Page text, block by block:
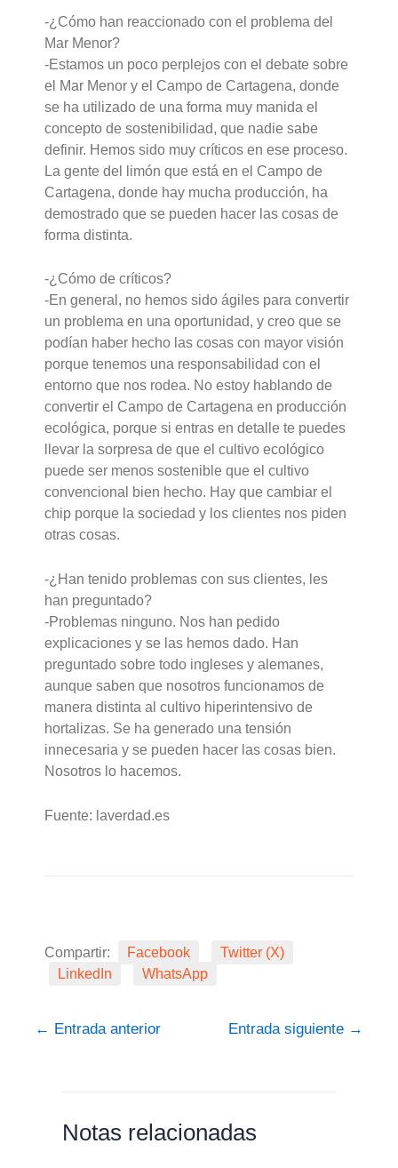
-¿Cómo han reaccionado con el problema del
Mar Menor?
-Estamos un poco perplejos con el debate sobre
el Mar Menor y el Campo de Cartagena, donde
se ha utilizado de una forma muy manida el
concepto de sostenibilidad, que nadie sabe
definir. Hemos sido muy críticos en ese proceso.
La gente del limón que está en el Campo de
Cartagena, donde hay mucha producción, ha
demostrado que se pueden hacer las cosas de
forma distinta.
-¿Cómo de críticos?
-En general, no hemos sido ágiles para convertir
un problema en una oportunidad, y creo que se
podían haber hecho las cosas con mayor visión
porque tenemos una responsabilidad con el
entorno que nos rodea. No estoy hablando de
convertir el Campo de Cartagena en producción
ecológica, porque si entras en detalle te puedes
llevar la sorpresa de que el cultivo ecológico
puede ser menos sostenible que el cultivo
convencional bien hecho. Hay que cambiar el
chip porque la sociedad y los clientes nos piden
otras cosas.
-¿Han tenido problemas con sus clientes, les
han preguntado?
-Problemas ninguno. Nos han pedido
explicaciones y se las hemos dado. Han
preguntado sobre todo ingleses y alemanes,
aunque saben que nosotros funcionamos de
manera distinta al cultivo hiperintensivo de
hortalizas. Se ha generado una tensión
innecesaria y se pueden hacer las cosas bien.
Nosotros lo hacemos.
Fuente: laverdad.es
Compartir: Facebook
Twitter (X)
LinkedIn
WhatsApp
← Entrada anterior Entrada siguiente →
Notas relacionadas